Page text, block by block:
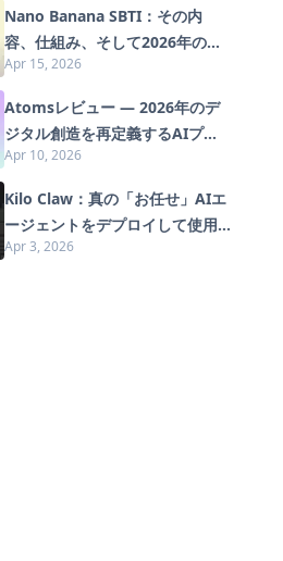
Nano Banana SBTI：その内
容、仕組み、そして2026年の活
用方法
Apr 15, 2026
Atomsレビュー — 2026年のデ
ジタル創造を再定義するAIプロ
ダクトビルダー
Apr 10, 2026
Kilo Claw：真の「お任せ」AIエ
ージェントをデプロイして使用
する方法（2026年版）
Apr 3, 2026